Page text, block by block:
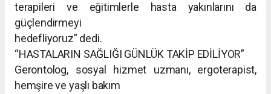
terapileri ve eğitimlerle hasta yakınlarını da
güçlendirmeyi
hedefliyoruz” dedi.
“HASTALARIN SAĞLIĞI GÜNLÜK TAKİP EDİLİYOR”
Gerontolog, sosyal hizmet uzmanı, ergoterapist,
hemşire ve yaşlı bakım